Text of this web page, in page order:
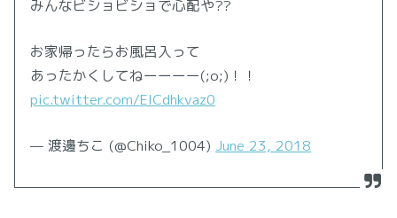
みんなビショビショで心配や??
お家帰ったらお風呂入って
あったかくしてねーーーー(;o;)！！
pic.twitter.com/ElCdhkvaz0
— 渡邊ちこ (@Chiko_1004)June 23, 2018